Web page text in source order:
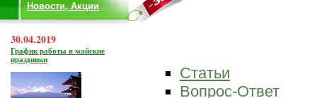
Новости, Акции
30.04.2019
График работы в майские
праздники
Статьи
Вопрос-Ответ